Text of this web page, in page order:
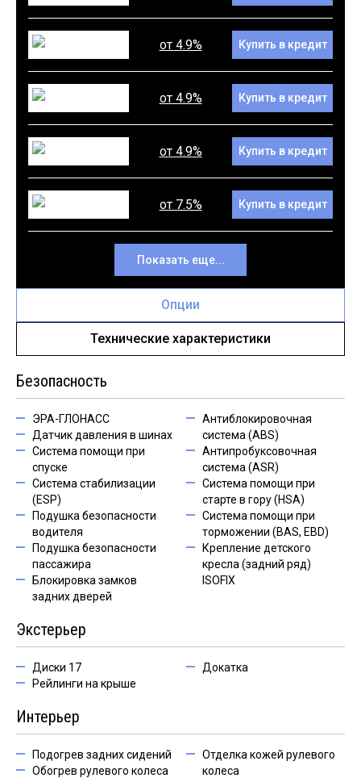
от 4.9% Купить в кредит
от 4.9% Купить в кредит
от 4.9% Купить в кредит
от 7.5% Купить в кредит
Показать еще...
Опции
Технические характеристики
Безопасность
ЭРА-ГЛОНАСС
Датчик давления в шинах
Система помощи при
спуске
Система стабилизации
(ESP)
Подушка безопасности
водителя
Подушка безопасности
пассажира
Блокировка замков
задних дверей
Антиблокировочная
система (ABS)
Антипробуксовочная
система (ASR)
Система помощи при
старте в гору (HSA)
Система помощи при
торможении (BAS, EBD)
Крепление детского
кресла (задний ряд)
ISOFIX
Экстерьер
Диски 17
Рейлинги на крыше
Докатка
Интерьер
Подогрев задних сидений
Обогрев рулевого колеса
Отделка кожей рулевого
колеса